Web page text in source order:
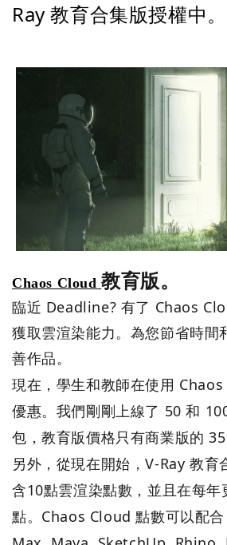
Ray教育合集版授權中。
Chaos Cloud教育版。
臨近 Deadline? 有了 Chaos
獲取雲渲染能力。為您節省時間
善作品。
現在，學生和教師在使用
優惠。我們剛剛上線了 50和
包，教育版價格只有商業版的
另外，從現在開始，V-Ray教育
含10點雲渲染點數，並且在每年
點。 Chaos Cloud點數可以配合